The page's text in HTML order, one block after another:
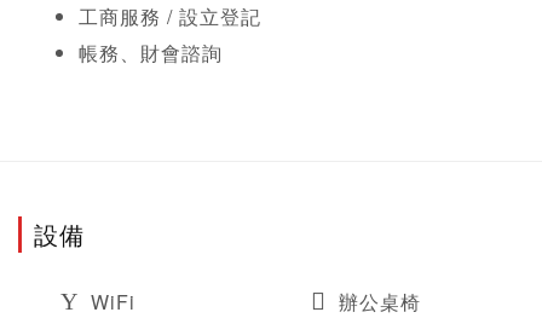
工商服務 / 設立登記
帳務、財會諮詢
設備
WiFi
辦公桌椅